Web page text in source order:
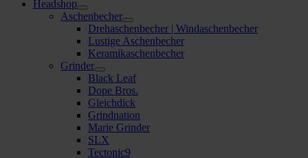
Headshop
Aschenbecher
Drehaschenbecher | Windaschenbecher
Lustige Aschenbecher
Keramikaschenbecher
Grinder
Black Leaf
Dope Bros.
Gleichdick
Grindnation
Marie Grinder
SLX
Tectonic9